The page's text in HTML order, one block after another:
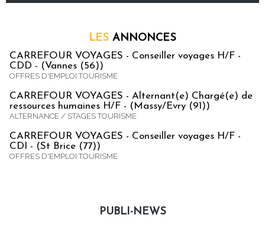
LES ANNONCES
CARREFOUR VOYAGES - Conseiller voyages H/F -
CDD - (Vannes (56))
OFFRES D'EMPLOI TOURISME
CARREFOUR VOYAGES - Alternant(e) Chargé(e) de
ressources humaines H/F - (Massy/Evry (91))
ALTERNANCE / STAGES TOURISME
CARREFOUR VOYAGES - Conseiller voyages H/F -
CDI - (St Brice (77))
OFFRES D'EMPLOI TOURISME
PUBLI-NEWS